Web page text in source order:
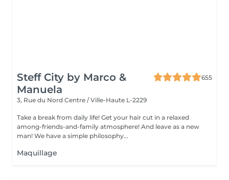
Steff City by Marco &
Manuela
655
3, Rue du Nord Centre / Ville-Haute L-2229
Take a break from daily life! Get your hair cut in a relaxed
among-friends-and-family atmosphere! And leave as a new
man! We have a simple philosophy...
Maquillage